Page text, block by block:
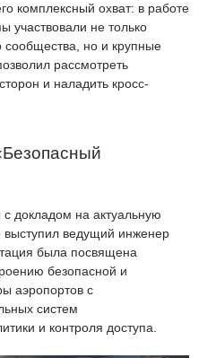
комплексный охват: в работе
участвовали не только
сообщества, но и крупные
рассмотреть
и наладить кросс-
докладом на актуальную
выступил ведущий инженер
была посвящена
безопасной и
аэропортов с
систем
и контроля доступа.